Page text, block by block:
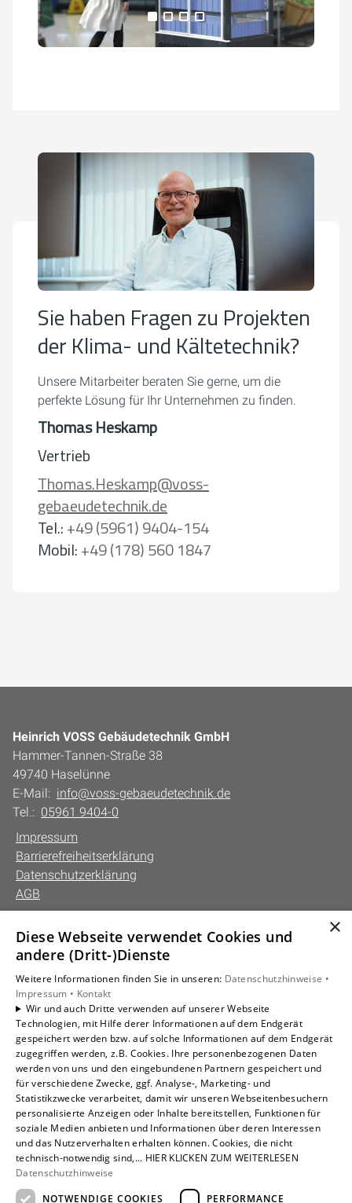
Alle Medien anzeigen
Sie haben Fragen zu Projekten
der Klima- und Kältetechnik?
Unsere Mitarbeiter beraten Sie gerne, um die
perfekte Lösung für Ihr Unternehmen zu finden.
Thomas Heskamp
Vertrieb
Thomas.Heskamp@voss-
gebaeudetechnik.de
Tel.:+49 (5961) 9404-154
Mobil:+49 (178) 560 1847
Heinrich VOSS Gebäudetechnik GmbH
Hammer-Tannen-Straße 38
49740 Haselünne
E-Mail: info@voss-gebaeudetechnik.de
Tel.: 05961 9404-0
Impressum
Barrierefreiheitserklärung
Datenschutzerklärung
AGB
Unsere Bereiche
Gewerbekunden
Karriere
Unternehmen
Kontakt
×
Diese Webseite verwendet Cookies und
andere (Dritt-)Dienste
Weitere Informationen finden Sie in unseren: Datenschutzhinweise •
Impressum • Kontakt
Wir und auch Dritte verwenden auf unserer Webseite
Technologien, mit Hilfe derer Informationen auf dem Endgerät
gespeichert werden bzw. auf solche Informationen auf dem Endgerät
zugegriffen werden, z.B. Cookies. Ihre personenbezogenen Daten
werden von uns und den eingebundenen Partnern gespeichert und
für verschiedene Zwecke, ggf. Analyse-, Marketing- und
Statistikzwecke verarbeitet, damit wir unseren Webseitenbesuchern
personalisierte Anzeigen oder Inhalte bereitstellen, Funktionen für
soziale Medien anbieten und Informationen über deren Interessen
und das Nutzerverhalten erhalten können. Cookies, die nicht
technisch-notwendig sind,... HIER KLICKEN ZUM WEITERLESEN
Datenschutzhinweise
NOTWENDIGE COOKIES
PERFORMANCE